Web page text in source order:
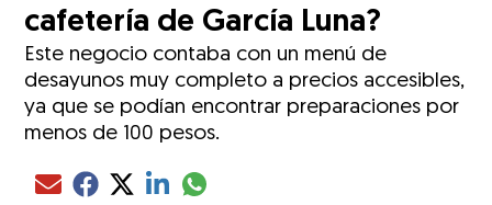
cafetería de García Luna?
Este negocio contaba con un menú de
desayunos muy completo a precios accesibles,
ya que se podían encontrar preparaciones por
menos de 100 pesos.
Compartir el artículo actual mediante Email
Compartir el artículo actual mediante Facebook
Compartir el artículo actual mediante Twitter
Compartir el artículo actual mediante LinkedIn
Compartir el artículo actual mediante